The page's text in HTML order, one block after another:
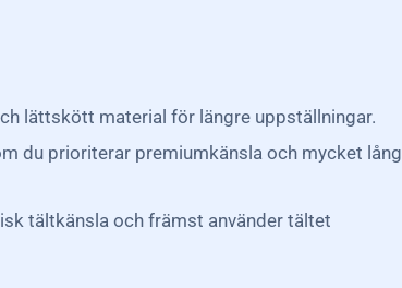
lättskött material för längre uppställningar.
du prioriterar premiumkänsla och mycket lång
tältkänsla och främst använder tältet